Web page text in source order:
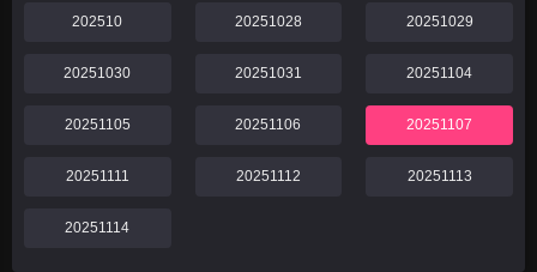
202510 20251028 20251029
20251030 20251031 20251104
20251105 20251106 20251107
20251111 20251112 20251113
20251114